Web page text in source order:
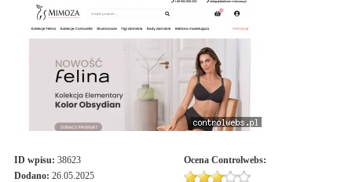
ID wpisu: 38623
Dodano: 26.05.2025
Ocena Controlwebs: